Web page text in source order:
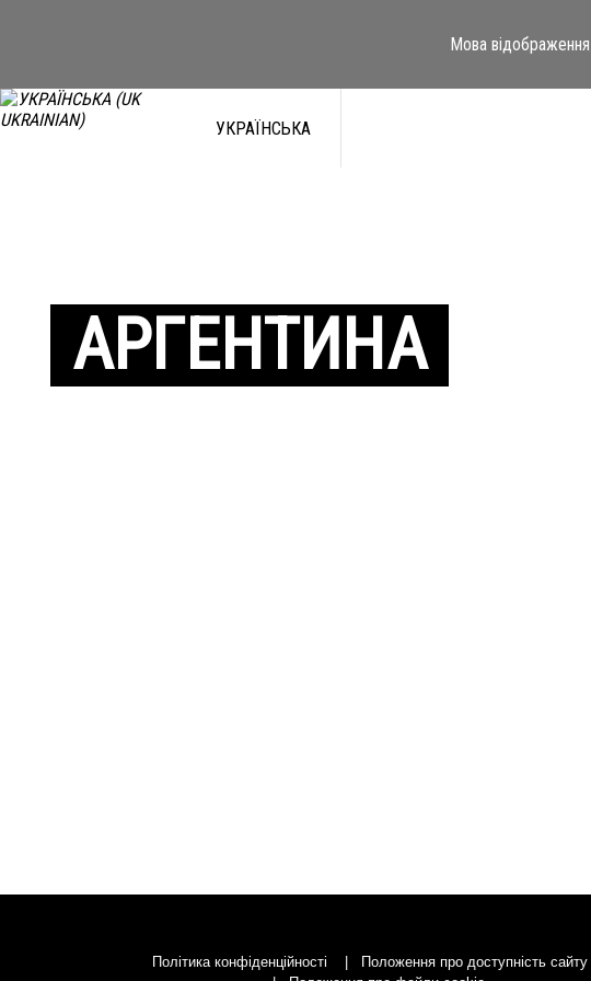
Мова
УКРАЇНСЬКА
АРГЕНТИНА
Політика конфіденційності
Положення про доступність сайту